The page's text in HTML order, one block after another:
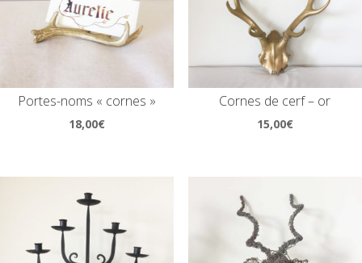
Portes-noms « cornes »
18,00€
Cornes de cerf – or
15,00€